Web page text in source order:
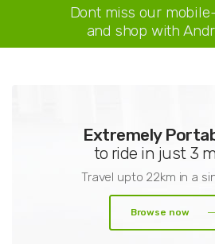
Dont miss our
and shop with
Extremely
to ride in just 3
Travel upto 22km in a
Browse now